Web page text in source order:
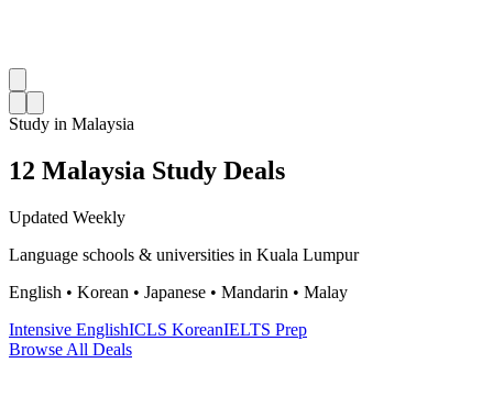
Study in Malaysia
12 Malaysia Study Deals
Updated Weekly
Language schools & universities in Kuala Lumpur
English • Korean • Japanese • Mandarin • Malay
Intensive EnglishICLS KoreanIELTS Prep
Browse All Deals